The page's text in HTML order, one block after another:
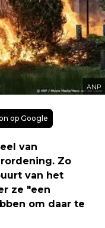
ANP
op Google
van
Zo
van het
ze "een
om daar te